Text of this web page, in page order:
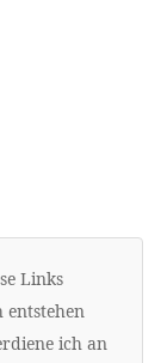
Links
entstehen
ich an